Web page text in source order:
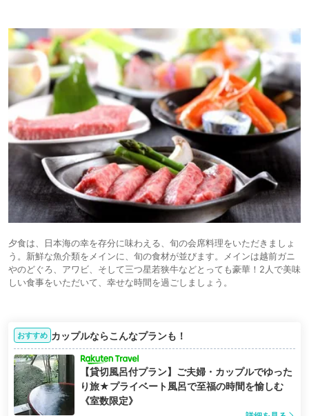
夕食は、日本海の幸を存分に味わえる、旬の会席料理をいただきましょ
う。新鮮な魚介類をメインに、旬の食材が並びます。メインは越前ガニ
やのどぐろ、アワビ、そして三つ星若狭牛などとっても豪華！2人で美味
しい食事をいただいて、幸せな時間を過ごしましょう。
おすすめ カップルならこんなプランも！
【貸切風呂付プラン】ご夫婦・カップルでゆった
り旅★プライベート風呂で至福の時間を愉しむ
《室数限定》